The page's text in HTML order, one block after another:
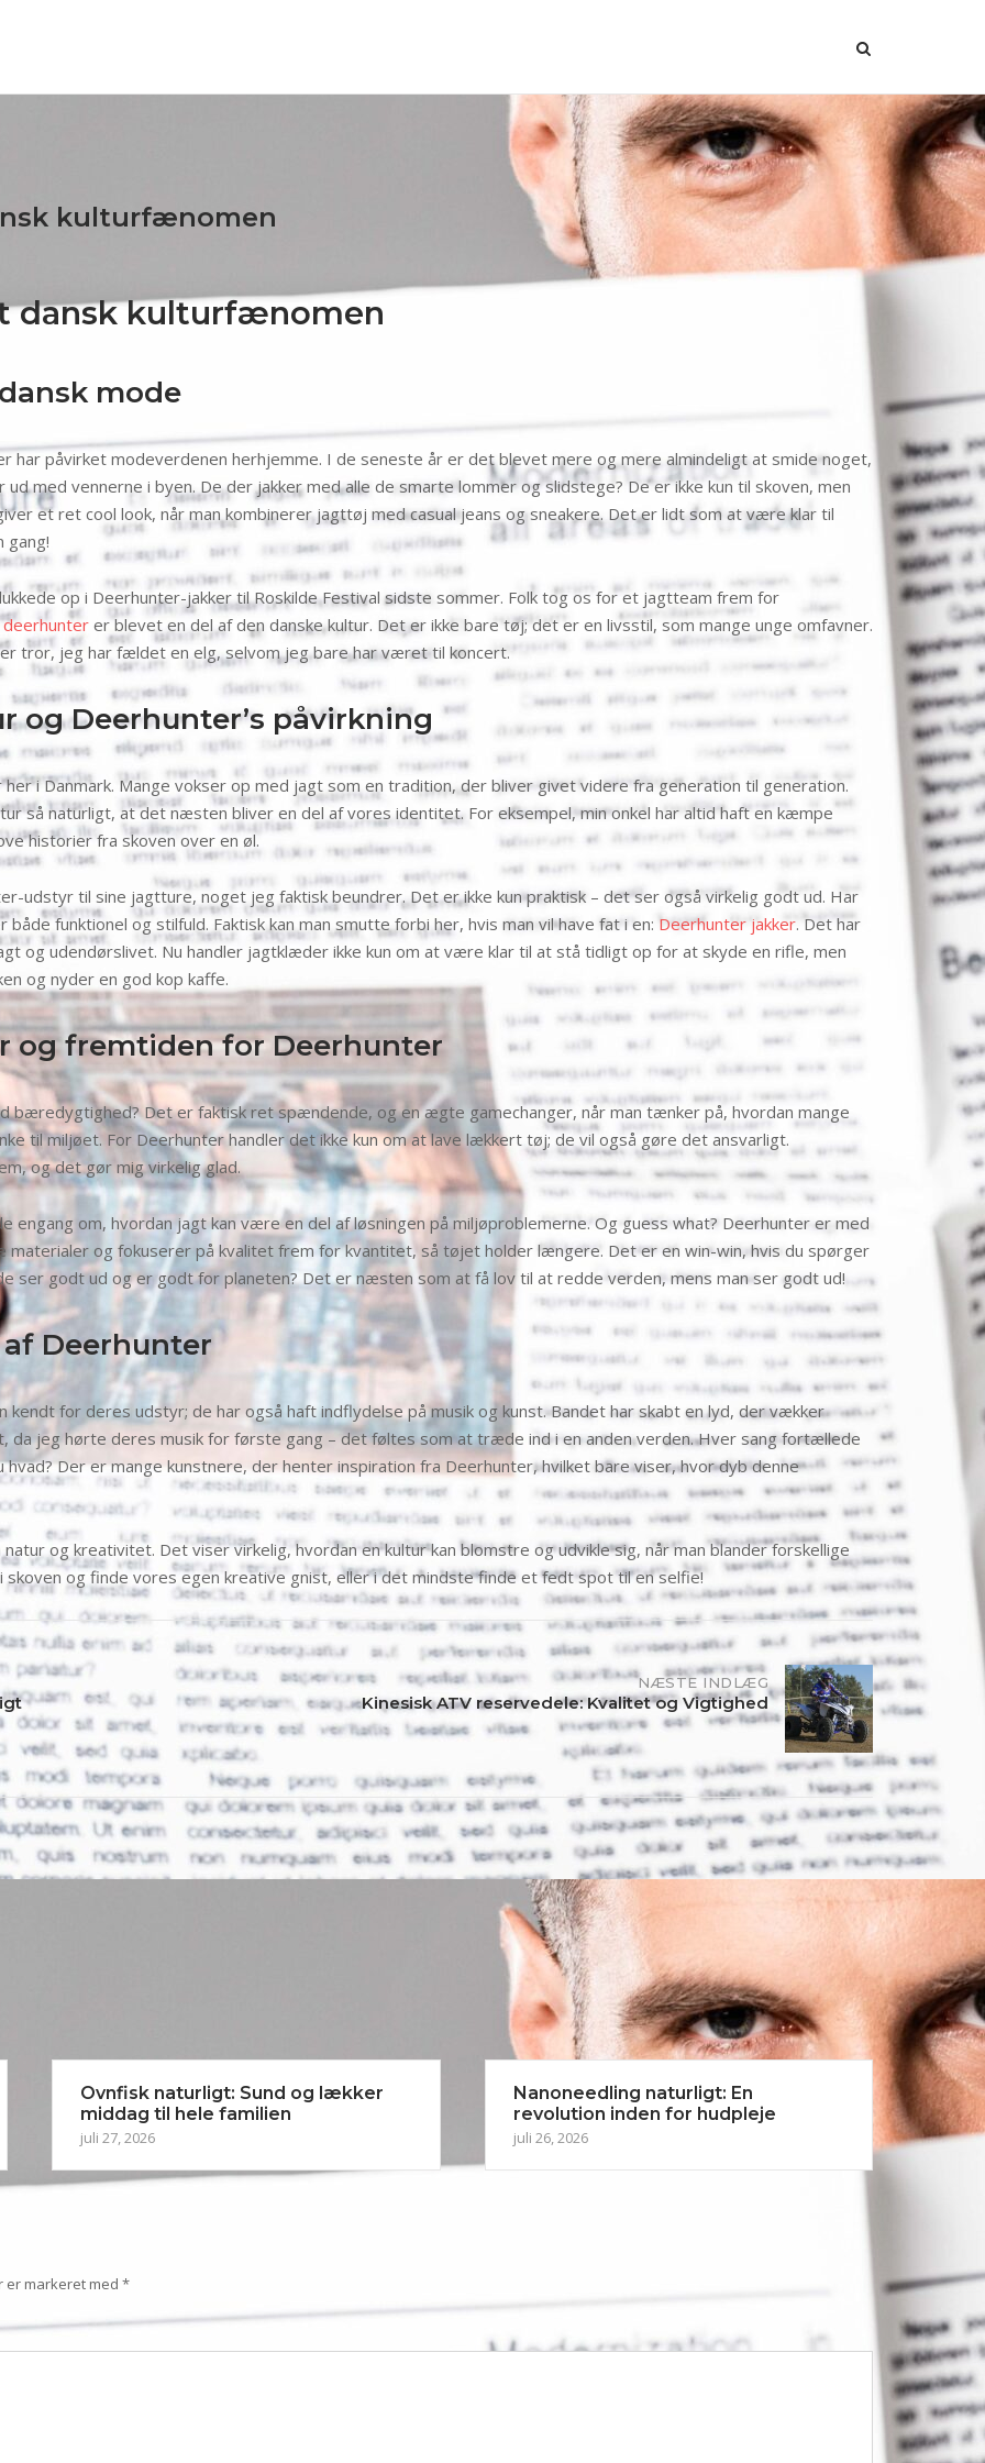
kulturfænomen
dansk kulturfænomen
mode
har påvirket modeverdenen herhjemme. I de seneste år er det blevet mere og mere almindeligt at smide noget,
med vennerne i byen. De der jakker med alle de smarte lommer og slidstege? De er ikke kun til skoven, men
et ret cool look, når man kombinerer jagttøj med casual jeans og sneakere. Det er lidt som at være klar til
gang!
op i Deerhunter-jakker til Roskilde Festival sidste sommer. Folk tog os for et jagtteam frem for
deerhunter er blevet en del af den danske kultur. Det er ikke bare tøj; det er en livsstil, som mange unge omfavner.
tror, jeg har fældet en elg, selvom jeg bare har været til koncert.
og Deerhunter’s påvirkning
i Danmark. Mange vokser op med jagt som en tradition, der bliver givet videre fra generation til generation.
så naturligt, at det næsten bliver en del af vores identitet. For eksempel, min onkel har altid haft en kæmpe
historier fra skoven over en øl.
udstyr til sine jagtture, noget jeg faktisk beundrer. Det er ikke kun praktisk – det ser også virkelig godt ud. Har
funktionel og stilfuld. Faktisk kan man smutte forbi her, hvis man vil have fat i en: Deerhunter jakker. Det har
og udendørslivet. Nu handler jagtklæder ikke kun om at være klar til at stå tidligt op for at skyde en rifle, men
og nyder en god kop kaffe.
fremtiden for Deerhunter
bæredygtighed? Det er faktisk ret spændende, og en ægte gamechanger, når man tænker på, hvordan mange
til miljøet. For Deerhunter handler det ikke kun om at lave lækkert tøj; de vil også gøre det ansvarligt.
og det gør mig virkelig glad.
engang om, hvordan jagt kan være en del af løsningen på miljøproblemerne. Og guess what? Deerhunter er med
og fokuserer på kvalitet frem for kvantitet, så tøjet holder længere. Det er en win-win, hvis du spørger
ser godt ud og er godt for planeten? Det er næsten som at få lov til at redde verden, mens man ser godt ud!
Deerhunter
kendt for deres udstyr; de har også haft indflydelse på musik og kunst. Bandet har skabt en lyd, der vækker
da jeg hørte deres musik for første gang – det føltes som at træde ind i en anden verden. Hver sang fortællede
Der er mange kunstnere, der henter inspiration fra Deerhunter, hvilket bare viser, hvor dyb denne
og kreativitet. Det viser virkelig, hvordan en kultur kan blomstre og udvikle sig, når man blander forskellige
skoven og finde vores egen kreative gnist, eller i det mindste finde et fedt spot til en selfie!
NÆSTE INDLÆG
Kinesisk ATV reservedele: Kvalitet og Vigtighed
Ovnfisk naturligt: Sund og lækker
middag til hele familien
juli 27, 2026
Nanoneedling naturligt: En
revolution inden for hudpleje
juli 26, 2026
markeret med *